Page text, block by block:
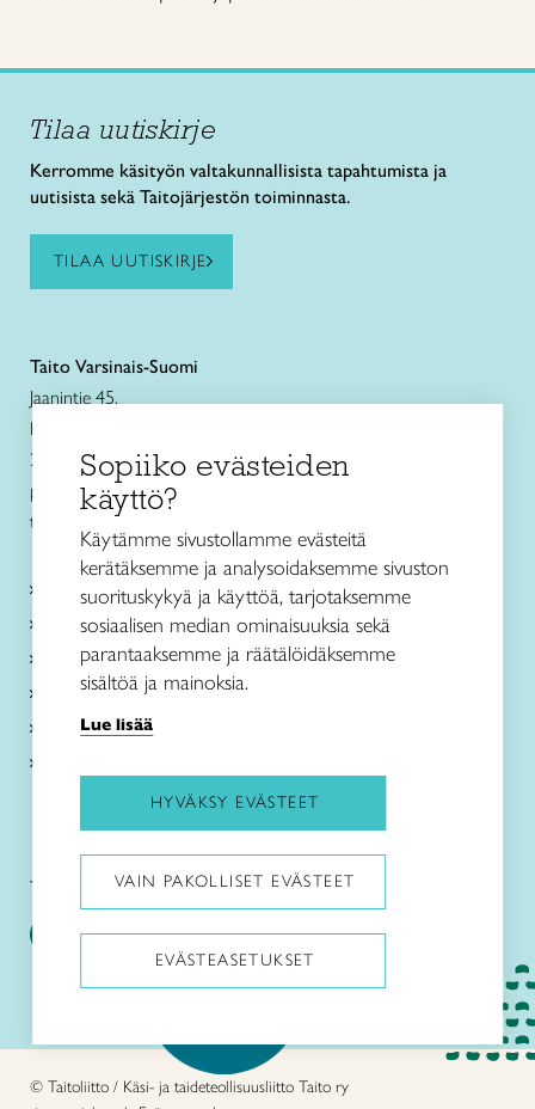
Tilaa uutiskirje
Kerromme käsityön valtakunnallisista tapahtumista ja
uutisista sekä Taitojärjestön toiminnasta.
TILAA UUTISKIRJE
Taito Varsinais-Suomi
Jaanintie 45,
Kuralan Kylämäen Verstas
20540 Turku
puh. 040 849 9642
turku@taitovarsinaissuomi.fi
Kurssit
Taitokeskukset
Taito Shop Turku
Ajankohtaista
Tietoa meistä
Taito Varsinais-Suomi somessa
© Taitoliitto / Käsi- ja taideteollisuusliitto Taito ry
Sopiiko evästeiden
käyttö?
Käytämme sivustollamme evästeitä
kerätäksemme ja analysoidaksemme sivuston
suorituskykyä ja käyttöä, tarjotaksemme
sosiaalisen median ominaisuuksia sekä
parantaaksemme ja räätälöidäksemme
sisältöä ja mainoksia.
Lue lisää
HYVÄKSY EVÄSTEET
VAIN PAKOLLISET EVÄSTEET
EVÄSTEASETUKSET